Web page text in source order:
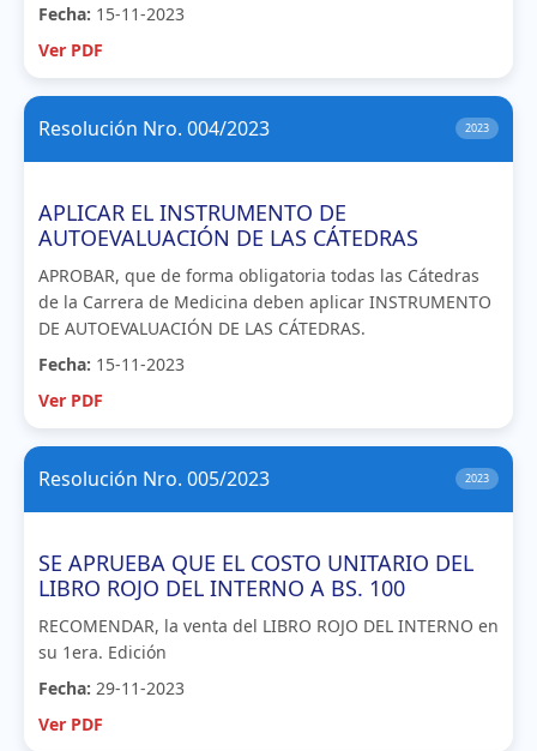
Fecha: 15-11-2023
Ver PDF
Resolución Nro. 004/2023 2023
APLICAR EL INSTRUMENTO DE
AUTOEVALUACIÓN DE LAS CÁTEDRAS
APROBAR, que de forma obligatoria todas las Cátedras
de la Carrera de Medicina deben aplicar INSTRUMENTO
DE AUTOEVALUACIÓN DE LAS CÁTEDRAS.
Fecha: 15-11-2023
Ver PDF
Resolución Nro. 005/2023 2023
SE APRUEBA QUE EL COSTO UNITARIO DEL
LIBRO ROJO DEL INTERNO A BS. 100
RECOMENDAR, la venta del LIBRO ROJO DEL INTERNO en
su 1era. Edición
Fecha: 29-11-2023
Ver PDF